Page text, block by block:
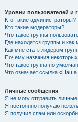
Уровни пользователей и
Кто такие администраторы?
Кто такие модераторы?
Что такое группы
Где находятся группы и как
Как мне стать лидером
Почему названия
Что такое группа по
Что означает ссылка «Наша
Личные сообщения
Я не могу отправить
Я постоянно получаю
Я получил спам или